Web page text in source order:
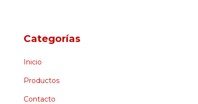
Categorías
Inicio
Productos
Contacto